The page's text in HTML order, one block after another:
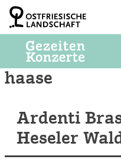
Zum
Inhalt
springen
haase
Ardenti
Heseler